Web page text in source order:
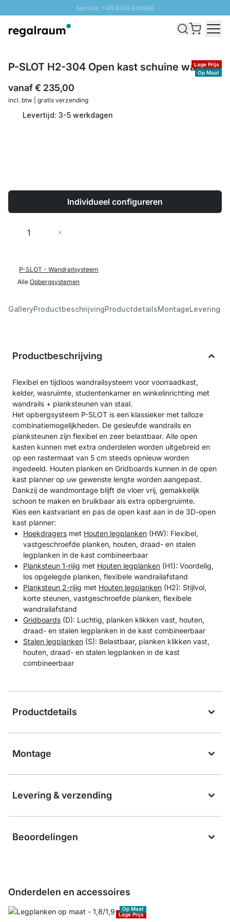
Service: +49 6245 945960
Snelle levering - Gratis verzending vanaf €100
Lage Prijs
Op Maat
P-SLOT H2-304 Open kast schuine wand
vanaf€ 235,00
incl. btw | gratis verzending
Levertijd: 3-5 werkdagen
Individueel configureren
Aantal
P-SLOT - Wandrailsysteem
Alle Opbergsystemen
GalleryProductbeschrijvingProductdetailsMontageLevering
Productbeschrijving
Flexibel en tijdloos wandrailsysteem voor voorraadkast,
kelder, wasruimte, studentenkamer en winkelinrichting met
wandrails + planksteunen van staal.
Het opbergsysteem P-SLOT is een klassieker met talloze
combinatiemogelijkheden. De gesleufde wandrails en
planksteunen zijn flexibel en zeer belastbaar. Alle open
kasten kunnen met extra onderdelen worden uitgebreid en
op een rastermaat van 5 cm steeds opnieuw worden
ingedeeld. Houten planken en Gridboards kunnen in de open
kast planner op uw gewenste lengte worden aangepast.
Dankzij de wandmontage blijft de vloer vrij, gemakkelijk
schoon te maken en bruikbaar als extra opbergruimte.
Kies een kastvariant en pas de open kast aan in de 3D-open
kast planner:
Hoekdragers met Houten legplanken (HW): Flexibel,
vastgeschroefde planken, houten, draad- en stalen
legplanken in de kast combineerbaar
Planksteun 1-rijig met Houten legplanken (H1): Voordelig,
los opgelegde planken, flexibele wandrailafstand
Planksteun 2-rijig met Houten legplanken (H2): Stijlvol,
korte steunen, vastgeschroefde planken, flexibele
wandrailafstand
Gridboards (D): Luchtig, planken klikken vast, houten,
draad- en stalen legplanken in de kast combineerbaar
Stalen legplanken (S): Belastbaar, planken klikken vast,
houten, draad- en stalen legplanken in de kast
combineerbaar
Productdetails
Montage
Levering & verzending
Beoordelingen
Onderdelen en accessoires
Lage Prijs
Op Maat